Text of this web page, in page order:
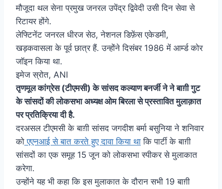
मौजूदा थल सेना प्रमुख जनरल उपेंद्र द्विवेदी उसी दिन सेवा से
रिटायर होंगे.
लेफ्टिनेंट जनरल धीरज सेठ, नेशनल डिफ़ेंस एकेडमी,
खड़कवासला के पूर्व छात्र हैं. उन्होंने दिसंबर 1986 में आर्म्ड कोर
जॉइन किया था.
इमेज स्रोत, ANI
तृणमूल कांग्रेस (टीएमसी) के सांसद कल्याण बनर्जी ने ने बाग़ी गुट
के सांसदों की लोकसभा अध्यक्ष ओम बिरला से प्रस्तावित मुलाक़ात
पर प्रतिक्रिया दी है.
दरअसल टीएमसी के बाग़ी सांसद जगदीश बर्मा बसुनिया ने शनिवार
को एएनआई से बात करते हुए दावा किया था कि पार्टी के बाग़ी
सांसदों का एक समूह 15 जून को लोकसभा स्पीकर से मुलाकात
करेगा.
उन्होंने यह भी कहा कि इस मुलाकात के दौरान सभी 19 बाग़ी